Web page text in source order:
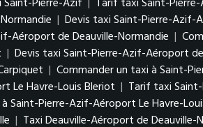
| Devis taxi Saint-Pierre-Azif-
Aéroport de Deauville-Normandie |
| Devis taxi Saint-Pierre-Azif-Aéroport
| Commander un taxi à Saint-
Le Havre-Louis Bleriot | Tarif taxi
Saint-Pierre-Azif-Aéroport Le Havre-
| Taxi Deauville-Aéroport de Deauville-